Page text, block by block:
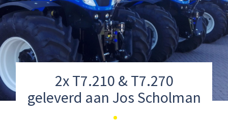
2x T7.210 & T7.270
geleverd aan Jos Scholman